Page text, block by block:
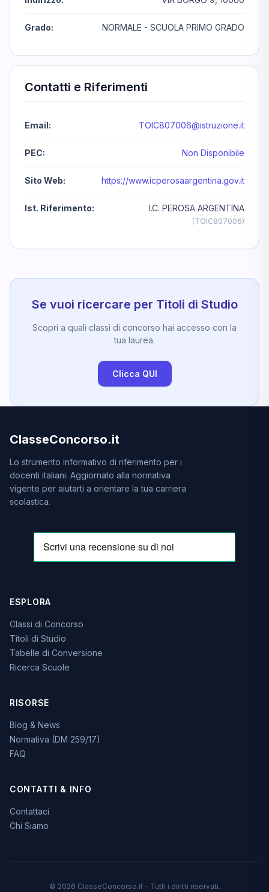
Grado: NORMALE - SCUOLA PRIMO GRADO
Contatti e Riferimenti
Email: TOIC807006@istruzione.it
PEC: Non Disponibile
Sito Web: https://www.icperosaargentina.gov.it
Ist. Riferimento: I.C. PEROSA ARGENTINA
(TOIC807006)
Se vuoi ricercare per Titoli di Studio
Scopri a quali classi di concorso hai accesso con la
tua laurea.
Clicca QUI
ClasseConcorso.it
Lo strumento informativo di riferimento per i
docenti italiani. Aggiornato alla normativa
vigente per aiutarti a orientare la tua carriera
scolastica.
ESPLORA
Classi di Concorso
Titoli di Studio
Tabelle di Conversione
Ricerca Scuole
RISORSE
Blog & News
Normativa (DM 259/17)
FAQ
CONTATTI & INFO
Contattaci
Chi Siamo
© 2026 ClasseConcorso.it - Tutti i diritti riservati.